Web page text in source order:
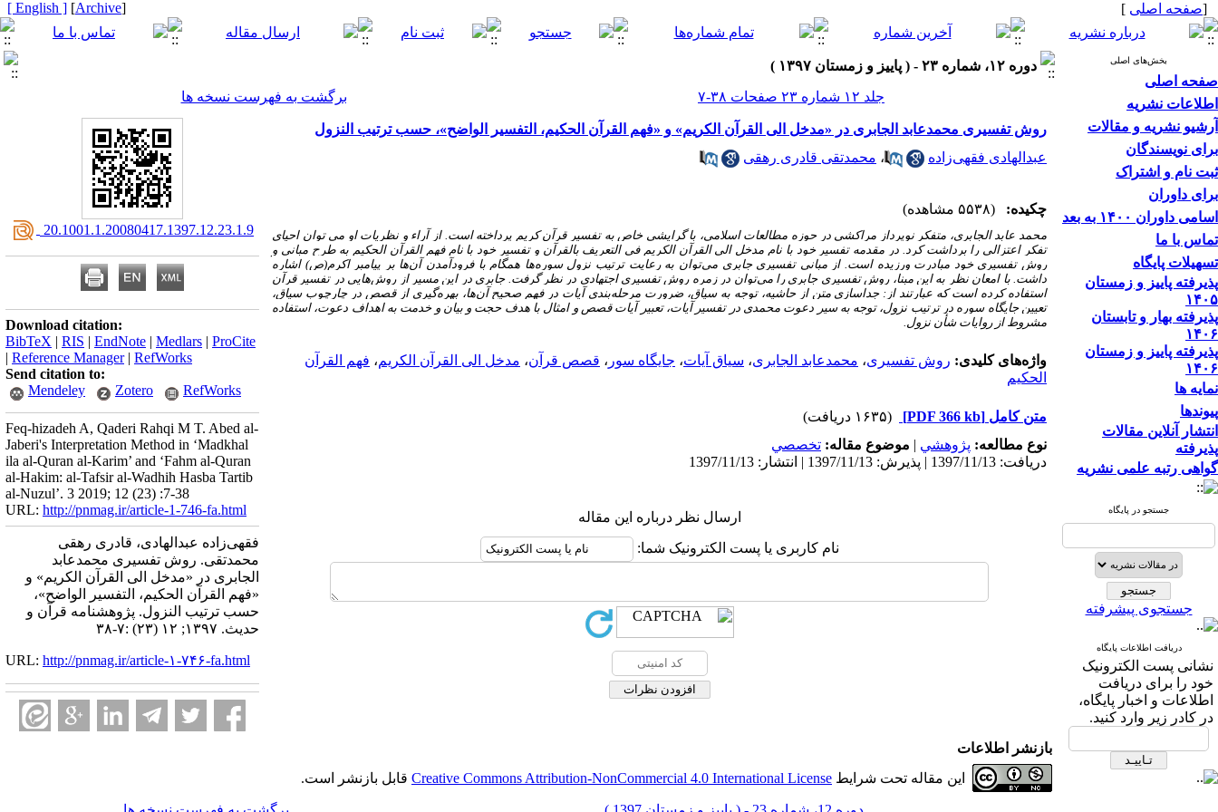
[صفحه اصلی ]
[
Archive
]
[ English ]
بخش‌های اصلی
صفحه اصلی
اطلاعات نشریه
آرشیو نشریه و مقالات
برای نویسندگان
ثبت نام و اشتراک
برای داوران
اسامی داوران ۱۴۰۰ به بعد
تماس با ما
تسهیلات پایگاه
پذیرفته پاییز و زمستان
۱۴۰۵
پذیرفته بهار و تابستان
۱۴۰۶
پذیرفته پاییز و زمستان
۱۴۰۶
نمایه ها
پیوندها
انتشار آنلاین مقالات
پذیرفته
گواهی رتبه علمی نشریه
جستجو در پایگاه
جستجوی پیشرفته
دریافت اطلاعات پایگاه
نشانی پست الکترونیک
خود را برای دریافت
اطلاعات و اخبار پایگاه،
در کادر زیر وارد کنید.
دوره ۱۲، شماره ۲۳ - ( پاییز و زمستان ۱۳۹۷ )
جلد ۱۲ شماره ۲۳ صفحات ۳۸-۷
برگشت به فهرست نسخه ها
روش تفسیری محمدعابد الجابری در «مدخل الی القرآن الکریم» و «فهم القرآن الحکیم، التفسیر الواضح»، حسب ترتیب النزول
عبدالهادی فقهی‌زاده
، محمدتقی قادری رهقی
چکیده: (۵۵۳۸ مشاهده)
محمد عابد الجابری، متفکر نوپرداز مراکشی در حوزه مطالعات اسلامی، با گرایشی خاص به تفسیر قرآن کریم پرداخته است. از آراء و نظریات او می توان احیای
تفکر اعتزالی را برداشت کرد. در مقدمه تفسیر خود با نام مدخل الی القرآن الکریم فی التعریف بالقرآن و تفسیر خود با نام فهم القرآن الحکیم به طرح مبانی و
روش تفسیری خود مبادرت ورزیده است. از مبانی تفسیری جابری می‌توان به رعایت ترتیب نزول سوره‌ها همگام با فرودآمدن آن‌ها بر پیامبر اکرم(ص) اشاره
داشت. با امعان نظر به این مبنا، روش تفسیری جابری را می‌توان در زمره روش تفسیری اجتهادی در نظر گرفت. جابری در این مسیر از روش‌هایی در تفسیر قرآن
استفاده کرده است که عبارتند از: جداسازی متن از حاشیه، توجه به سیاق، ضرورت مرحله‌بندی آیات در فهم صحیح آن‌ها، بهره‌گیری از قصص در چارچوب سیاق،
تعیین جایگاه سوره در ترتیب نزول، توجه به سیر دعوت محمدی در تفسیر آیات، تعبیر آیات قصص و امثال با هدف حجت و بیان و خدمت به اهداف دعوت، استفاده
مشروط از روایات شأن نزول.
واژه‌های کلیدی: روش تفسیری، محمدعابد الجابری، سیاق آیات، جایگاه سور ، قصص قرآن، مدخل الی القرآن الکریم، فهم القرآن
الحکیم
متن کامل [PDF 366 kb]
(۱۶۳۵ دریافت)
نوع مطالعه: پژوهشي | موضوع مقاله: تخصصي
دریافت: 1397/11/13 | پذیرش: 1397/11/13 | انتشار: 1397/11/13
ارسال نظر درباره این مقاله
نام کاربری یا پست الکترونیک شما:
‎ 20.1001.1.20080417.1397.12.23.1.9
Download citation:
BibTeX | RIS | EndNote | Medlars | ProCite
| Reference Manager| RefWorks
Send citation to:
Mendeley
Zotero RefWorks
Feq-hizadeh A, Qaderi Rahqi M T. Abed al-
Jaberi's Interpretation Method in ‘Madkhal
ila al-Quran al-Karim’ and ‘Fahm al-Quran
al-Hakim: al-Tafsir al-Wadhih Hasba Tartib
al-Nuzul’. 3 2019; 12 (23) :7-38
URL: http://pnmag.ir/article-1-746-fa.html
فقهی‌زاده عبدالهادی، قادری رهقی
محمدتقی. روش تفسیری محمدعابد
الجابری در «مدخل الی القرآن الکریم» و
«فهم القرآن الحکیم، التفسیر الواضح»،
حسب ترتیب النزول. پژوهشنامه قرآن و
حدیث. ۱۳۹۷; ۱۲ (۲۳) :۷-۳۸
URL: http://pnmag.ir/article-۱-۷۴۶-fa.html
بازنشر اطلاعات
این مقاله تحت شرایط Creative Commons Attribution-NonCommercial 4.0 International License قابل بازنشر است.